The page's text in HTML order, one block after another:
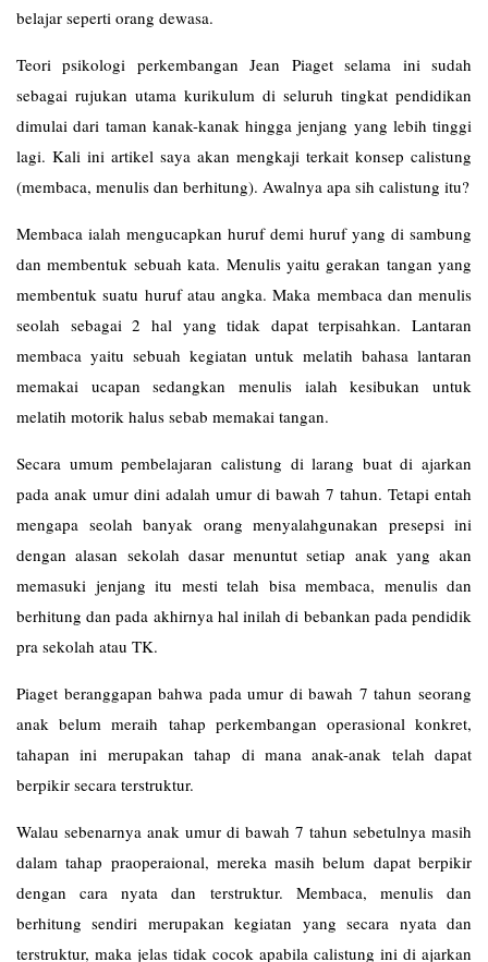
belajar seperti orang dewasa.
Teori psikologi perkembangan Jean Piaget selama ini sudah
sebagai rujukan utama kurikulum di seluruh tingkat pendidikan
dimulai dari taman kanak-kanak hingga jenjang yang lebih tinggi
lagi. Kali ini artikel saya akan mengkaji terkait konsep calistung
(membaca, menulis dan berhitung). Awalnya apa sih calistung itu?
Membaca ialah mengucapkan huruf demi huruf yang di sambung
dan membentuk sebuah kata. Menulis yaitu gerakan tangan yang
membentuk suatu huruf atau angka. Maka membaca dan menulis
seolah sebagai 2 hal yang tidak dapat terpisahkan. Lantaran
membaca yaitu sebuah kegiatan untuk melatih bahasa lantaran
memakai ucapan sedangkan menulis ialah kesibukan untuk
melatih motorik halus sebab memakai tangan.
Secara umum pembelajaran calistung di larang buat di ajarkan
pada anak umur dini adalah umur di bawah 7 tahun. Tetapi entah
mengapa seolah banyak orang menyalahgunakan presepsi ini
dengan alasan sekolah dasar menuntut setiap anak yang akan
memasuki jenjang itu mesti telah bisa membaca, menulis dan
berhitung dan pada akhirnya hal inilah di bebankan pada pendidik
pra sekolah atau TK.
Piaget beranggapan bahwa pada umur di bawah 7 tahun seorang
anak belum meraih tahap perkembangan operasional konkret,
tahapan ini merupakan tahap di mana anak-anak telah dapat
berpikir secara terstruktur.
Walau sebenarnya anak umur di bawah 7 tahun sebetulnya masih
dalam tahap praoperaional, mereka masih belum dapat berpikir
dengan cara nyata dan terstruktur. Membaca, menulis dan
berhitung sendiri merupakan kegiatan yang secara nyata dan
terstruktur, maka jelas tidak cocok apabila calistung ini di ajarkan